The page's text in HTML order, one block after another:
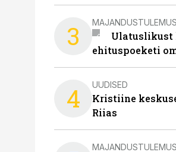
3
Ulatuslikust
ehituspoeketi
4 UUDISED
Kristiine
Riias